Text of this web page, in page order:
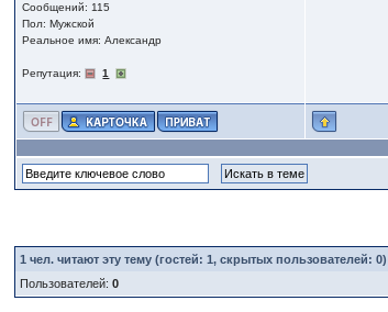
Сообщений: 115
Пол: Мужской
Реальное имя: Александр
Репутация: 1
1 чел. читают эту тему (гостей: 1, скрытых пользователей: 0)
Пользователей:0